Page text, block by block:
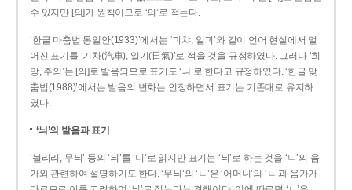
수 있지만 [의]가 원칙이므로 ‘의’로 적는다.
‘한글 마춤법 통일안(1933)’에서는 ‘긔챠, 일긔’와 같이 언어 현실에서 멀
어진 표기를 ‘기차(汽車), 일기(日氣)’로 적을 것을 규정하였다. 그러나 ‘희
망, 주의’는 [의]로 발음되므로 표기도 ‘ㅢ’로 한다고 규정하였다. ‘한글 맞
춤법(1988)’에서는 발음의 변화는 인정하면서 표기는 기존대로 유지하
였다.
‘늬’의 발음과 표기
‘늴리리, 무늬’ 등의 ‘늬’를 ‘니’로 읽지만 표기는 ‘늬’로 하는 것을 ‘ㄴ’의 음
가와 관련하여 설명하기도 한다. ‘무늬’의 ‘ㄴ’은 ‘어머니’의 ‘ㄴ’과 음가가